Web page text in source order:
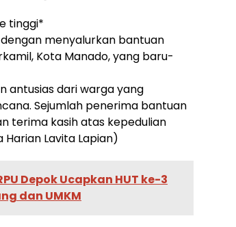
tinggi*
menyalurkan bantuan
Kota Manado, yang baru-
antusias dari warga yang
Sejumlah penerima bantuan
terima kasih atas kepedulian
Lavita Lapian)
Depok Ucapkan HUT ke-3
dan UMKM